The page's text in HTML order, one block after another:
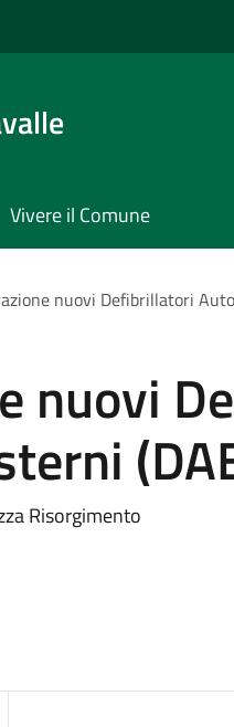
Vivere il Comune
nuovi Defibrillatori
nuovi
Risorgimento